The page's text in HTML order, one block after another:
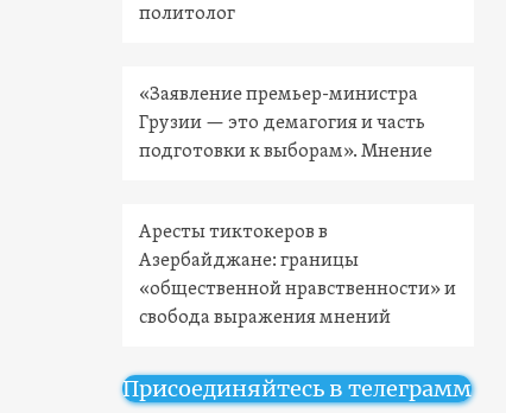
политолог
«Заявление премьер-министра
Грузии — это демагогия и часть
подготовки к выборам». Мнение
Аресты тиктокеров в
Азербайджане: границы
«общественной нравственности» и
свобода выражения мнений
Присоединяйтесь в телеграмм